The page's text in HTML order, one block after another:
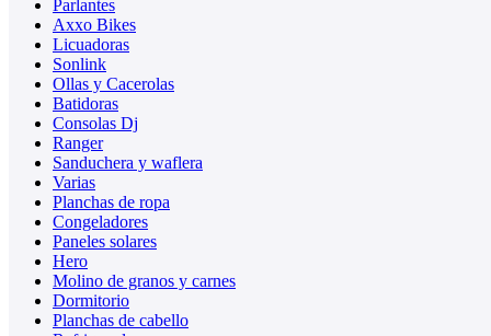
Parlantes
Axxo Bikes
Licuadoras
Sonlink
Ollas y Cacerolas
Batidoras
Consolas Dj
Ranger
Sanduchera y waflera
Varias
Planchas de ropa
Congeladores
Paneles solares
Hero
Molino de granos y carnes
Dormitorio
Planchas de cabello